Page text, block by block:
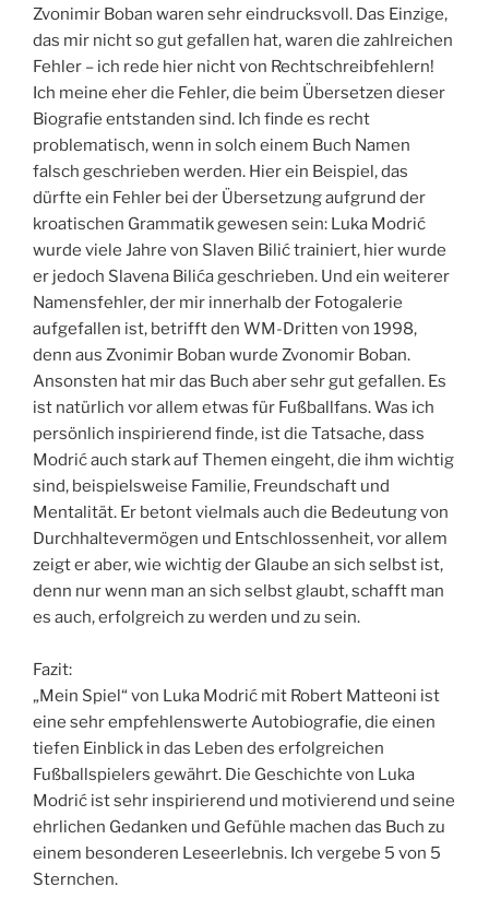
Zvonimir Boban waren sehr eindrucksvoll. Das Einzige,
das mir nicht so gut gefallen hat, waren die zahlreichen
Fehler – ich rede hier nicht von Rechtschreibfehlern!
Ich meine eher die Fehler, die beim Übersetzen dieser
Biografie entstanden sind. Ich finde es recht
problematisch, wenn in solch einem Buch Namen
falsch geschrieben werden. Hier ein Beispiel, das
dürfte ein Fehler bei der Übersetzung aufgrund der
kroatischen Grammatik gewesen sein: Luka Modrić
wurde viele Jahre von Slaven Bilić trainiert, hier wurde
er jedoch Slavena Bilića geschrieben. Und ein weiterer
Namensfehler, der mir innerhalb der Fotogalerie
aufgefallen ist, betrifft den WM-Dritten von 1998,
denn aus Zvonimir Boban wurde Zvonomir Boban.
Ansonsten hat mir das Buch aber sehr gut gefallen. Es
ist natürlich vor allem etwas für Fußballfans. Was ich
persönlich inspirierend finde, ist die Tatsache, dass
Modrić auch stark auf Themen eingeht, die ihm wichtig
sind, beispielsweise Familie, Freundschaft und
Mentalität. Er betont vielmals auch die Bedeutung von
Durchhaltevermögen und Entschlossenheit, vor allem
zeigt er aber, wie wichtig der Glaube an sich selbst ist,
denn nur wenn man an sich selbst glaubt, schafft man
es auch, erfolgreich zu werden und zu sein.
Fazit:
„Mein Spiel“ von Luka Modrić mit Robert Matteoni ist
eine sehr empfehlenswerte Autobiografie, die einen
tiefen Einblick in das Leben des erfolgreichen
Fußballspielers gewährt. Die Geschichte von Luka
Modrić ist sehr inspirierend und motivierend und seine
ehrlichen Gedanken und Gefühle machen das Buch zu
einem besonderen Leseerlebnis. Ich vergebe 5 von 5
Sternchen.